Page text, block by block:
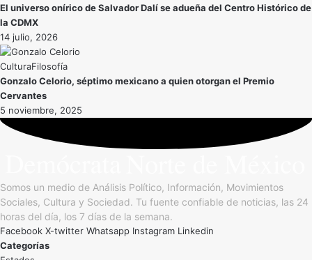
El universo onírico de Salvador Dalí se adueña del Centro Histórico de
la CDMX
14 julio, 2026
CulturaFilosofía
Gonzalo Celorio, séptimo mexicano a quien otorgan el Premio
Cervantes
5 noviembre, 2025
Somos un medio de Análisis Político, Información, Movimientos
Sociales, Cultura y Sociedad. Tu fuente confiable de noticias, las 24
horas del día, los 7 días de la semana.
Facebook X-twitter Whatsapp Instagram Linkedin
Categorías